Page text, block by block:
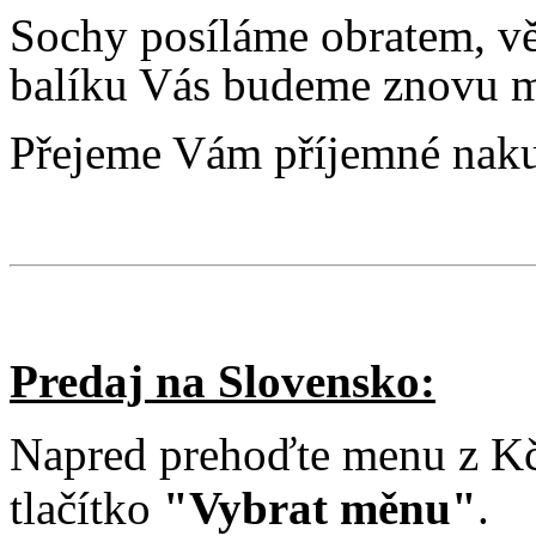
Sochy posíláme obratem,
balíku Vás budeme znovu
Přejeme Vám příjemné
Predaj na Slovensko:
Napred prehoďte menu z
tlačítko "Vybrat měnu".